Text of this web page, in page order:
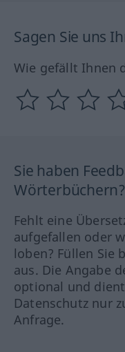
Sagen Sie uns
Wie gefällt Ihnen
Sie haben
Wörterbüchern?
Fehlt eine
aufgefallen oder
loben? Füllen Sie
aus. Die Angabe
optional und
Datenschutz nur
Anfrage.